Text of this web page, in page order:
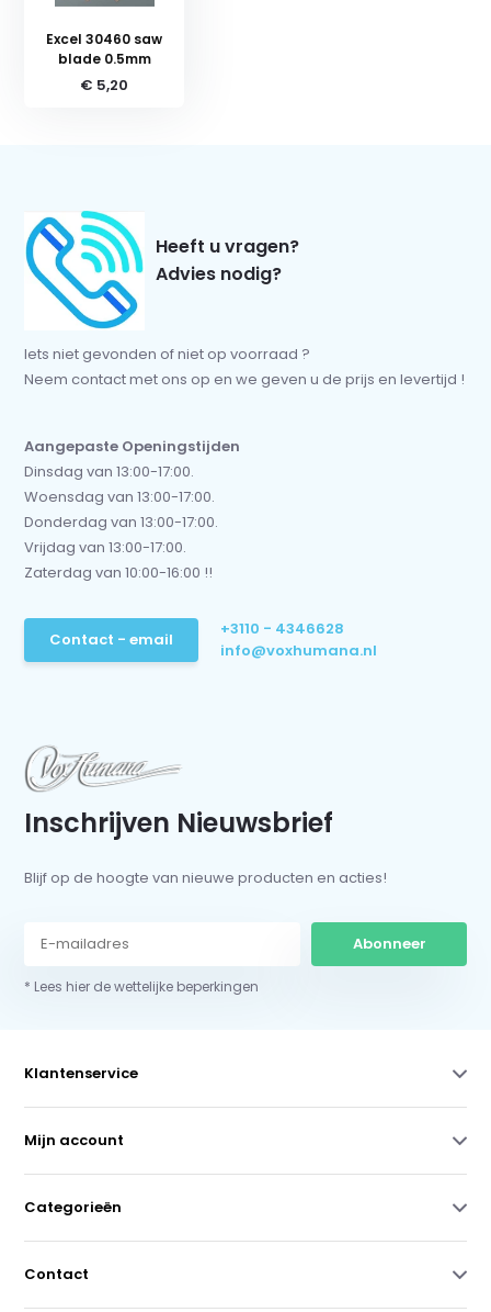
Excel 30460 saw
blade 0.5mm
€ 5,20
Heeft u vragen?
Advies nodig?
Iets niet gevonden of niet op voorraad ?
Neem contact met ons op en we geven u de prijs en levertijd !
Aangepaste Openingstijden
Dinsdag van 13:00-17:00.
Woensdag van 13:00-17:00.
Donderdag van 13:00-17:00.
Vrijdag van 13:00-17:00.
Zaterdag van 10:00-16:00 !!
Contact - email
+3110 - 4346628
info@voxhumana.nl
Inschrijven Nieuwsbrief
Blijf op de hoogte van nieuwe producten en acties!
Abonneer
* Lees hier de wettelijke beperkingen
Klantenservice
Mijn account
Categorieën
Contact